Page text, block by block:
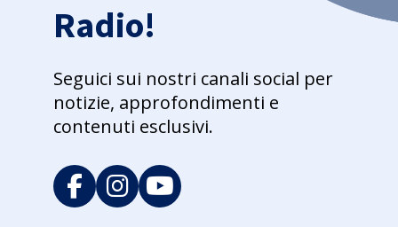
Radio!
Seguici sui nostri canali social per
notizie, approfondimenti e
contenuti esclusivi.